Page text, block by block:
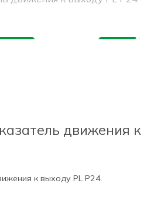
движения к
к выходу PL Р24.